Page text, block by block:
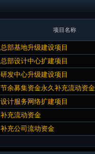
项目名称
总部基地升级建设项目
总部设计中心扩建项目
研发中心升级建设项目
节余募集资金永久补充流动资金
设计服务网络扩建项目
补充流动资金
补充公司流动资金